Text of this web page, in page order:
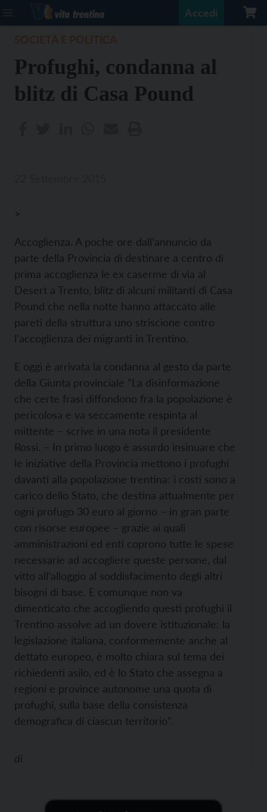
Accedi
Profughi, condanna al
blitz di Casa Pound
>
Accoglienza. A poche ore dall’annuncio da
parte della Provincia di destinare a centro di
prima accoglienza le ex caserme di via al
Desert a Trento, blitz di alcuni militanti di Casa
Pound che nella notte hanno attaccato alle
pareti della struttura uno striscione contro
l’accoglienza dei migranti in Trentino.
E oggi è arrivata la condanna al gesto da parte
della Giunta provinciale “La disinformazione
che certe frasi diffondono fra la popolazione è
pericolosa e va seccamente respinta al
mittente – scrive in una nota il presidente
Rossi. – In primo luogo è assurdo insinuare che
le iniziative della Provincia mettono i profughi
davanti alla popolazione trentina: i costi sono a
carico dello Stato, che destina attualmente per
ogni profugo 30 euro al giorno – in gran parte
con risorse europee – grazie ai quali
amministrazioni ed enti coprono tutte le spese
necessarie ad accogliere queste persone, dal
vitto all’alloggio al soddisfacimento degli altri
bisogni di base. E comunque non va
dimenticato che accogliendo questi profughi il
Trentino assolve ad un dovere istituzionale: la
legislazione italiana, conformemente anche al
dettato europeo, è molto chiara sul tema dei
richiedenti asilo, ed è lo Stato che assegna a
regioni e province autonome una quota di
profughi, sulla base della consistenza
demografica di ciascun territorio”.
di